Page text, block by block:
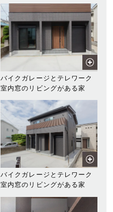
バイクガレージとテレワーク
室内窓のリビングがある家
バイクガレージとテレワーク
室内窓のリビングがある家